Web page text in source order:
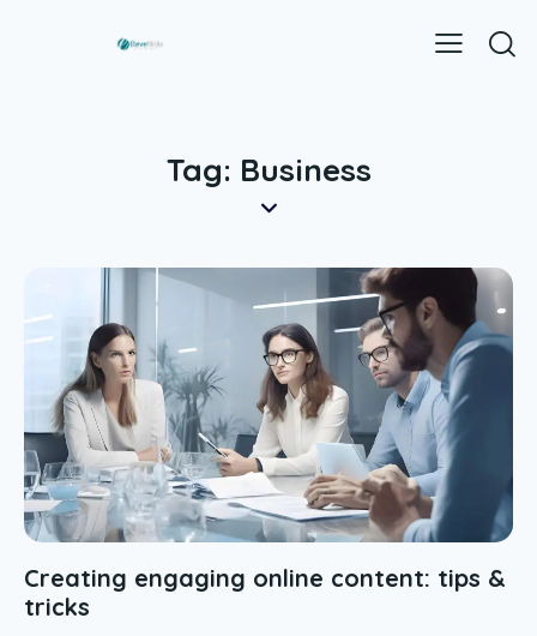
Tag: Business
Creating engaging online content: tips &
tricks